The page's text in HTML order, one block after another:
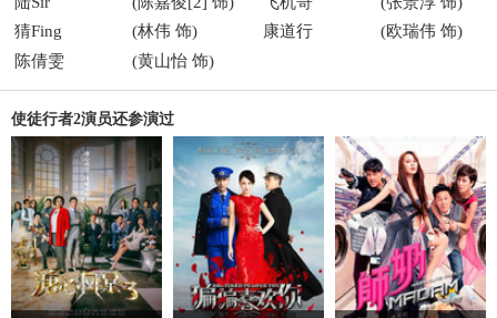
猜Fing
(林伟 饰) 康道行
(欧瑞伟 饰)
陈倩雯
(黄山怡 饰)
使徒行者2演员还参演过